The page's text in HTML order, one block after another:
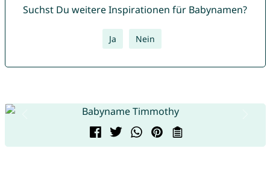
Suchst Du weitere Inspirationen für Babynamen?
Ja Nein